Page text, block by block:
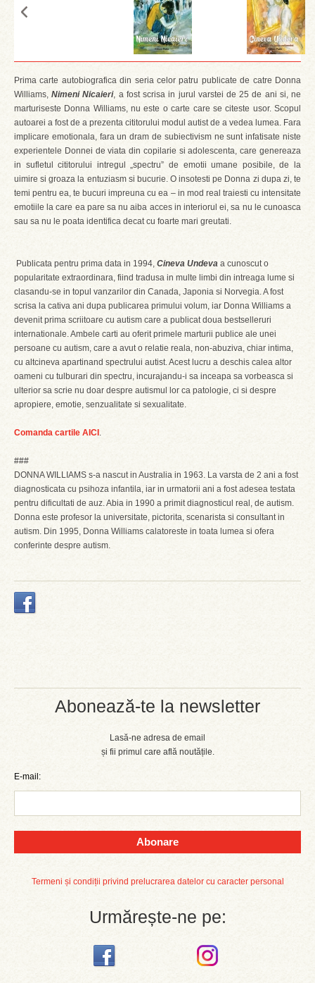
Abonează-te la newsletter
Lasă-ne adresa de email
și fii primul care află noutățile.
E-mail:
Abonare
Termeni și condiții privind prelucrarea datelor cu caracter personal
Urmărește-ne pe:
Prima carte autobiografica din seria celor patru publicate de catre Donna
Williams,Nimeni Nicaieri, a fost scrisa in jurul varstei de 25 de ani si, ne
marturiseste Donna Williams, nu este o carte care se citeste usor. Scopul
autoarei a fost de a prezenta cititorului modul autist de a vedea lumea. Fara
implicare emotionala, fara un dram de subiectivism ne sunt infatisate niste
experientele Donnei de viata din copilarie si adolescenta, care genereaza
in sufletul cititorului intregul „spectru” de emotii umane posibile, de la
uimire si groaza la entuziasm si bucurie. O insotesti pe Donna zi dupa zi, te
temi pentru ea, te bucuri impreuna cu ea – in mod real traiesti cu intensitate
emotiile la care ea pare sa nu aiba acces in interiorul ei, sa nu le cunoasca
sau sa nu le poata identifica decat cu foarte mari greutati.
Publicata pentru prima data in 1994, Cineva Undeva a cunoscut o
popularitate extraordinara, fiind tradusa in multe limbi din intreaga lume si
clasandu-se in topul vanzarilor din Canada, Japonia si Norvegia. A fost
scrisa la cativa ani dupa publicarea primului volum, iar Donna Williams a
devenit prima scriitoare cu autism care a publicat doua bestselleruri
internationale. Ambele carti au oferit primele marturii publice ale unei
persoane cu autism, care a avut o relatie reala, non-abuziva, chiar intima,
cu altcineva apartinand spectrului autist. Acest lucru a deschis calea altor
oameni cu tulburari din spectru, incurajandu-i sa inceapa sa vorbeasca si
ulterior sa scrie nu doar despre autismul lor ca patologie, ci si despre
apropiere, emotie, senzualitate si sexualitate.
Comanda cartile AICI .
###
DONNA WILLIAMS s-a nascut in Australia in 1963. La varsta de 2 ani a fost
diagnosticata cu psihoza infantila, iar in urmatorii ani a fost adesea testata
pentru dificultati de auz. Abia in 1990 a primit diagnosticul real, de autism.
Donna este profesor la universitate, pictorita, scenarista si consultant in
autism. Din 1995, Donna Williams calatoreste in toata lumea si ofera
conferinte despre autism.